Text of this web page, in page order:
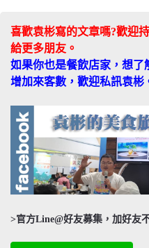
喜歡袁彬寫的文章嗎?歡迎
給更多朋友。
如果你也是餐飲店家，想了
增加來客數，歡迎私訊袁彬
>官方Line@好友募集，加好友